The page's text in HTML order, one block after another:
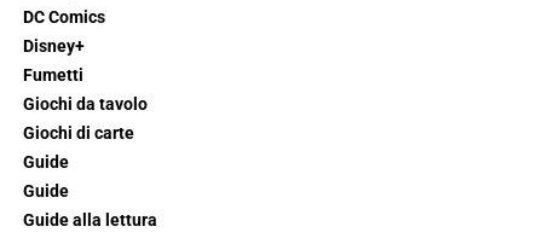
DC Comics
Disney+
Fumetti
Giochi da tavolo
Giochi di carte
Guide
Guide
Guide alla lettura